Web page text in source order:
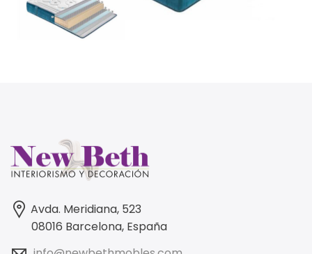
Avda. Meridiana, 523
08016 Barcelona, España